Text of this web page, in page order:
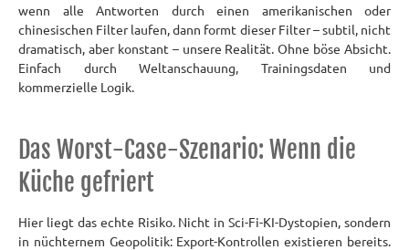
wenn alle Antworten durch einen amerikanischen oder
chinesischen Filter laufen, dann formt dieser Filter – subtil, nicht
dramatisch, aber konstant – unsere Realität. Ohne böse Absicht.
Einfach durch Weltanschauung, Trainingsdaten und
kommerzielle Logik.
Das Worst-Case-Szenario: Wenn die
Küche gefriert
Hier liegt das echte Risiko. Nicht in Sci-Fi-KI-Dystopien, sondern
in nüchternem Geopolitik: Export-Kontrollen existieren bereits.